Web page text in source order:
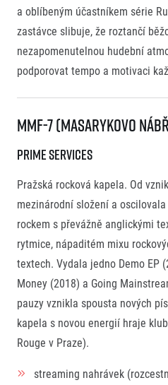
a oblíbeným účastníkem série
zastávce slibuje, že roztančí
nezapomenutelnou hudební
podporovat tempo a motivaci
MMF-7 (Masarykovo
Prime Services
Pražská rocková kapela. Od
mezinárodní složení a
rockem s převážně anglickými
rytmice, nápaditém mixu
textech. Vydala jedno Demo EP
Money (2018) a Going
pauzy vznikla spousta nových
kapela s novou energií hraje
Rouge v Praze).
streaming nahrávek